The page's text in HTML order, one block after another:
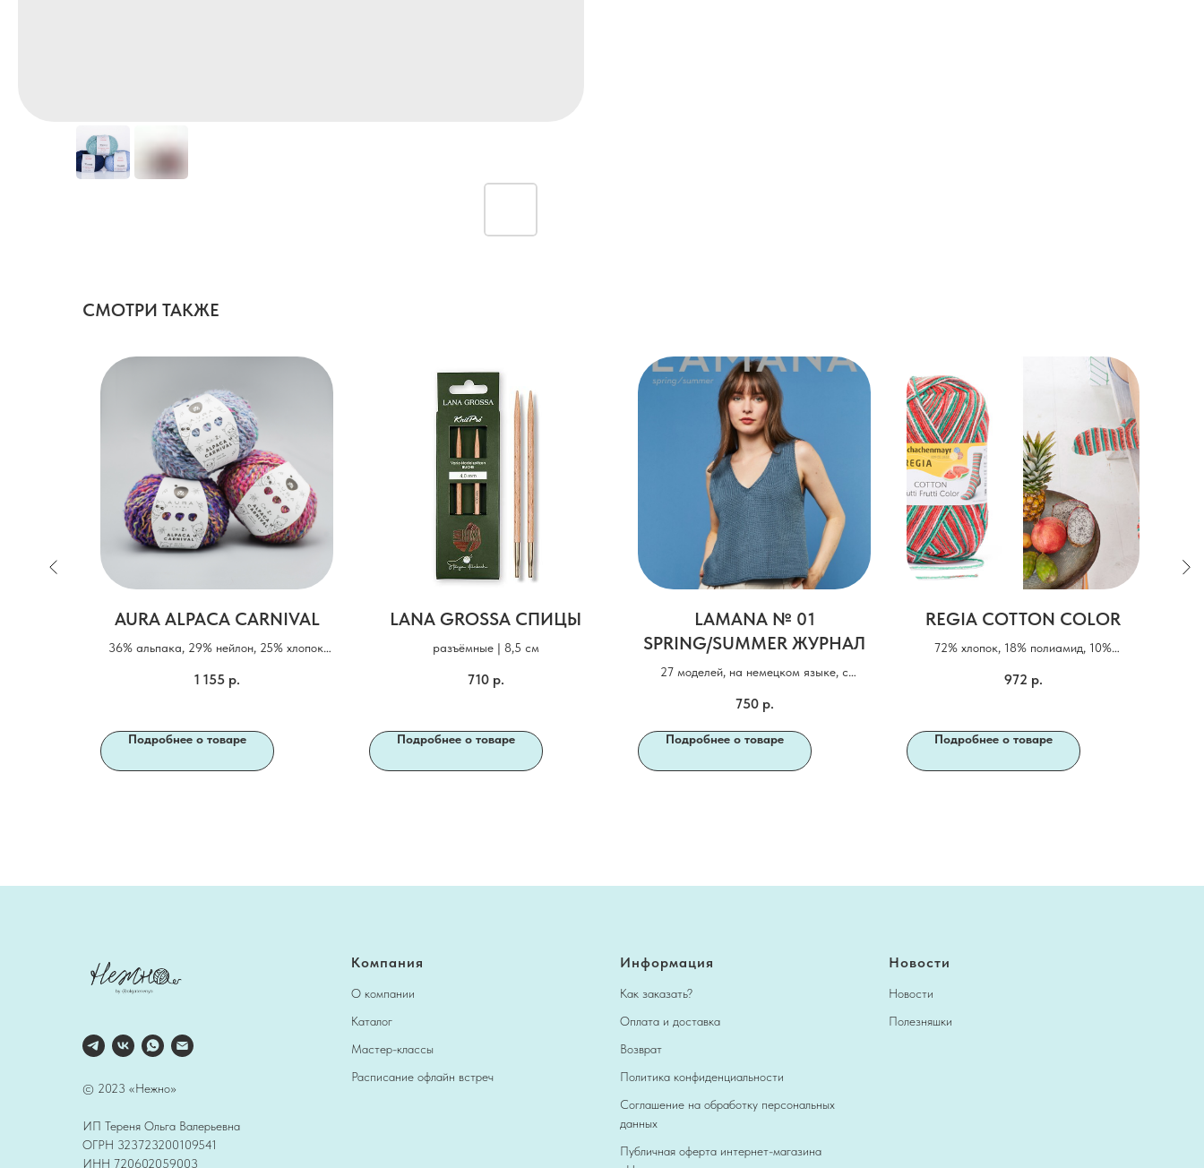
СМОТРИ ТАКЖЕ
AURA ALPACA CARNIVAL
36% альпака, 29% нейлон, 25% хлопок,
1 155 р.
Подробнее о товаре
LANA GROSSA СПИЦЫ
разъёмные | 8,5 см
710 р.
Подробнее о товаре
LAMANA № 01
SPRING/SUMMER ЖУРНАЛ
27 моделей, на немецком языке, с
750 р.
Подробнее о товаре
REGIA COTTON COLOR
72% хлопок, 18% полиамид, 10%
972 р.
Подробнее о товаре
© 2023 «Нежно»
ИП Тереня Ольга Валерьевна
ОГРН 323723200109541
ИНН 720602059003
Компания
О компании
Каталог
Мастер-классы
Расписание офлайн встреч
Информация
Как заказать?
Оплата и доставка
Возврат
Политика конфиденциальности
Соглашение на обработку персональных
данных
Публичная оферта интернет-магазина
Новости
Новости
Полезняшки